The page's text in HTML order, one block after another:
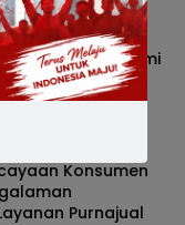
Hadir di
Memahami
Konsumen
Purnajual